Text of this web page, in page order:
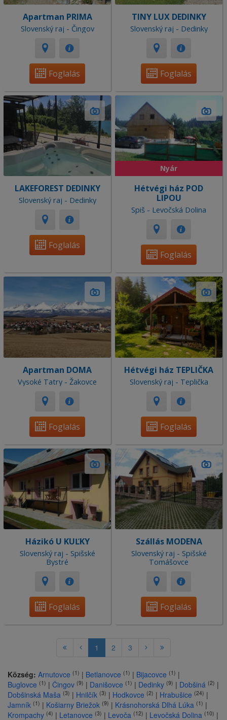
Apartman PRIMA
Slovenský raj - Čingov
Foglalás
TINY LUX DEDINKY
Slovenský raj - Dedinky
Foglalás
LAKEFOREST DEDINKY
Slovenský raj - Dedinky
Foglalás
Nyár
Hétvégi ház POD
LIPOU
Spiš - Levočská Dolina
Foglalás
Apartman DOMA
Vysoké Tatry - Žakovce
Foglalás
Hétvégi ház TEPLIČKA
Slovenský raj - Teplička
Foglalás
Házikó U KUĽKY
Slovenský raj - Spišské
Bystré
Foglalás
Szállás MODENA
Slovenský raj - Spišské
Tomášovce
Foglalás
1 2 3
Község: Arnutovce (1) | Betlanovce (1) | Bijacovce (1) |
Buglovce (1) | Čingov (9) | Danišovce (1) | Dedinky (9) | Dobšiná (2) |
Dobšinská Maša (3) | Hnilčík (3) | Hodkovce (2) | Hrabušice (24) |
Jamník (1) | Košiarny Briežok (9) | Krásnohorská Dlhá Lúka (1) |
Krompachy (4) | Letanovce (3) | Levoča (12) | Levočská Dolina (10) |